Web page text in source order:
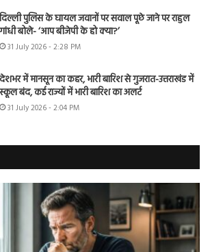
दिल्ली पुलिस के घायल जवानों पर सवाल पूछे जाने पर राहुल
गांधी बोले- ‘आप बीजेपी के हो क्या?’
31 July 2026 - 2:28 PM
देशभर में मानसून का कहर, भारी बारिश से गुजरात-उत्तराखंड में
स्कूल बंद, कई राज्यों में भारी बारिश का अलर्ट
31 July 2026 - 2:04 PM